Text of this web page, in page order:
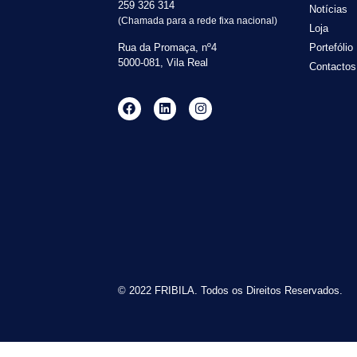
259 326 314
(Chamada para a rede fixa nacional)
Rua da Promaça, nº4
5000-081, Vila Real
Notícias
Loja
Portefólio
Contactos
© 2022 FRIBILA. Todos os Direitos Reservados.